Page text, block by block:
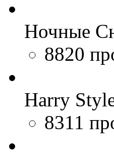
Ночные
8820
Harry
8311